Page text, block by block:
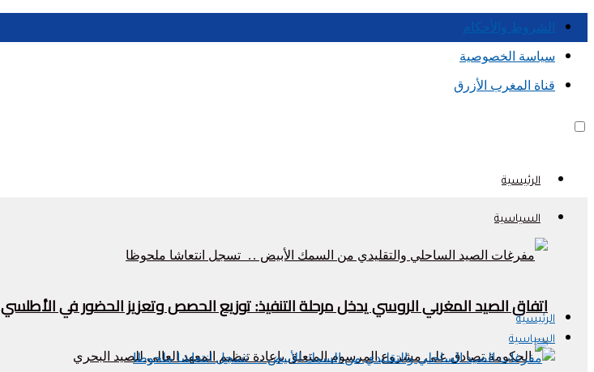
الشروط والأحكام
سياسة الخصوصية
قناة المغرب الأزرق
الرئيسية
السياسية
اتفاق الصيد المغربي الروسي يدخل مرحلة التنفيذ: توزيع الحصص وتعزيز الحضور في الأطلسي
الرئيسية
السياسية